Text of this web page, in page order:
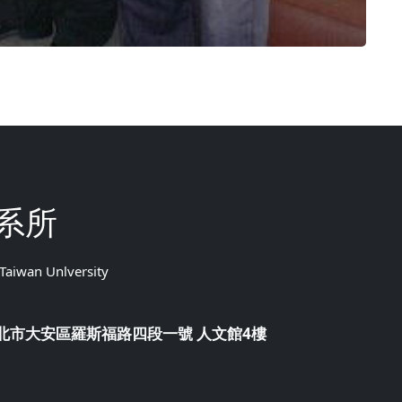
所
Unlversity
市大安區羅斯福路四段一號 人文館4樓